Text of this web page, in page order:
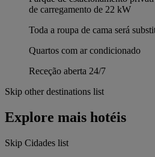
de carregamento de 22 kW
Toda a roupa de cama será
Quartos com ar condicionado
Receção aberta 24/7
Skip other destinations list
Explore mais hotéis
Skip Cidades list